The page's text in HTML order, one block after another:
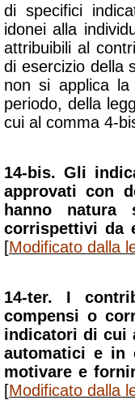
di specifici
idonei alla
attribuibili al
di esercizio della
non si applica la
periodo, della
cui al comma 4-
14-bis. Gli
approvati con
hanno
corrispettivi da
[Modificato dalla
14-ter. I
compensi o
indicatori di cui
automatici e in
motivare e
[Modificato dalla